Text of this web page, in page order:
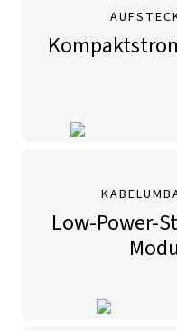
Low-Power-